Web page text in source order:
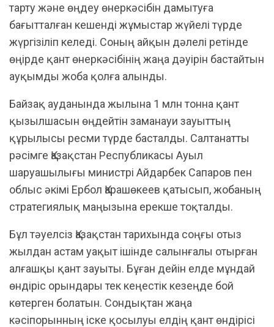
тарту және өңдеу өнеркәсібін дамытуға
бағытталған кешенді жұмыстар жүйелі түрде
жүргізіліп келеді. Соның айқын дәлелі ретінде
өңірде қант өнеркәсібінің жаңа дәуірін бастайтын
ауқымды жоба қолға алынды.
Байзақ ауданында жылына 1 млн тонна қант
қызылшасын өңдейтін заманауи зауыттың
құрылысы ресми түрде басталды. Салтанатты
рәсімге Қазақстан Республикасы Ауыл
шаруашылығы министрі Айдарбек Сапаров пен
облыс әкімі Ербол Қарашөкеев қатысып, жобаның
стратегиялық маңызына ерекше тоқталды.
Бұл тәуелсіз Қазақстан тарихында соңғы отыз
жылдан астам уақыт ішінде салынғалы отырған
алғашқы қант зауыты. Бұған дейін елде мұндай
өндіріс орындары тек кеңестік кезеңде бой
көтерген болатын. Сондықтан жаңа
кәсіпорынның іске қосылуы елдің қант өндірісі